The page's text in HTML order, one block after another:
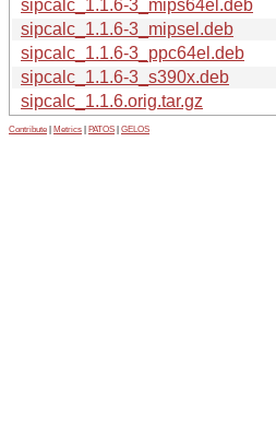
sipcalc_1.1.6-3_mips64el.deb
sipcalc_1.1.6-3_mipsel.deb
sipcalc_1.1.6-3_ppc64el.deb
sipcalc_1.1.6-3_s390x.deb
sipcalc_1.1.6.orig.tar.gz
Contribute Metrics PATOS GELOS